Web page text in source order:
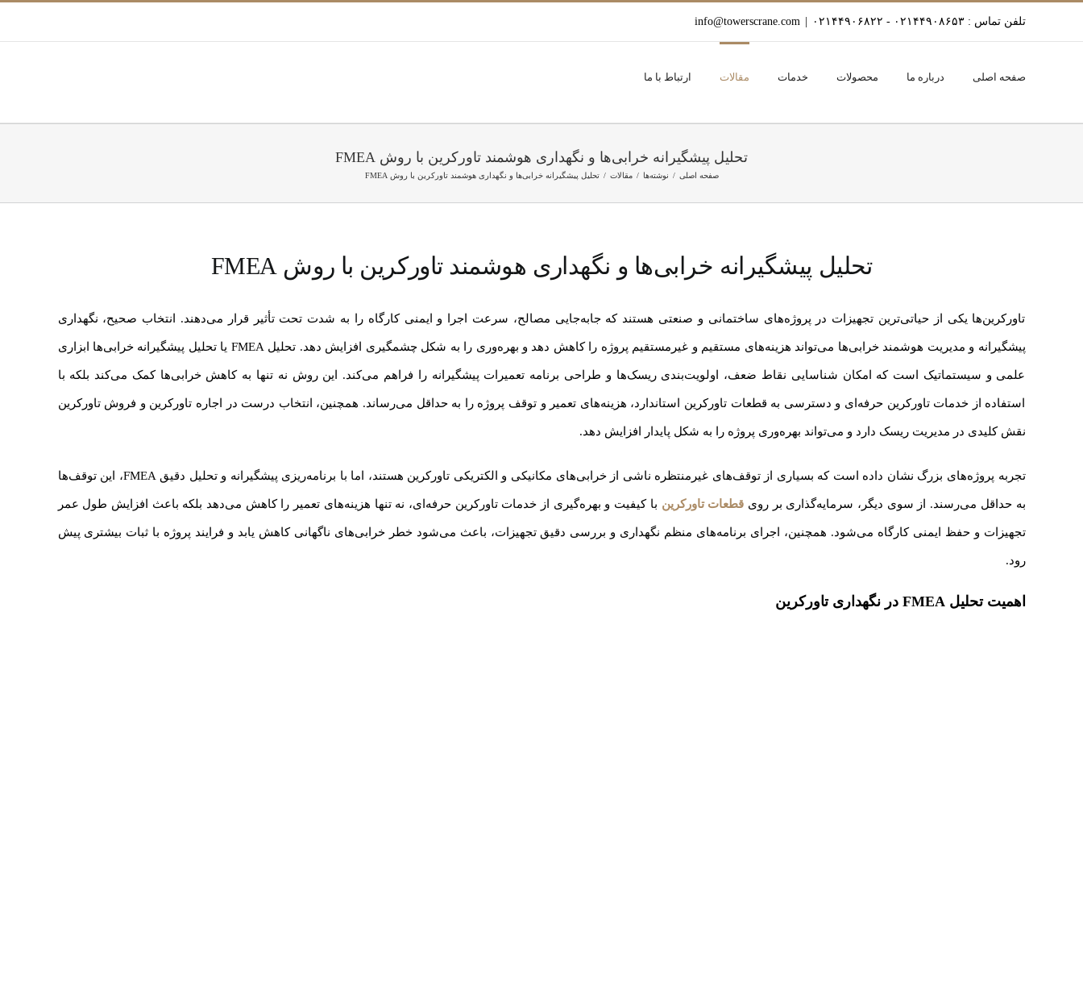
content
تلفن تماس : ۰۲۱۴۴۹۰۸۶۵۳ - ۰۲۱۴۴۹۰۶۸۲۲ info@towerscrane.com
صفحه اصلی درباره ما محصولات خدمات مقالات ارتباط با ما
تحلیل پیشگیرانه خرابی‌ها و نگهداری هوشمند تاورکرین با روش FMEA
صفحه اصلی نوشته‌ها مقالات تحلیل پیشگیرانه خرابی‌ها و نگهداری هوشمند تاورکرین با روش FMEA
تحلیل پیشگیرانه خرابی‌ها و نگهداری هوشمند تاورکرین با روش FMEA
تاورکرین‌ها یکی از حیاتی‌ترین تجهیزات در پروژه‌های ساختمانی و صنعتی هستند که جابه‌جایی مصالح، سرعت اجرا و ایمنی کارگاه را به شدت تحت تأثیر قرار می‌دهند. انتخاب صحیح، نگهداری
پیشگیرانه و مدیریت هوشمند خرابی‌ها می‌تواند هزینه‌های مستقیم و غیرمستقیم پروژه را کاهش دهد و بهره‌وری را به شکل چشمگیری افزایش دهد. تحلیل FMEA یا تحلیل پیشگیرانه خرابی‌ها ابزاری
علمی و سیستماتیک است که امکان شناسایی نقاط ضعف، اولویت‌بندی ریسک‌ها و طراحی برنامه تعمیرات پیشگیرانه را فراهم می‌کند. این روش نه تنها به کاهش خرابی‌ها کمک می‌کند بلکه با
استفاده از خدمات تاورکرین حرفه‌ای و دسترسی به قطعات تاورکرین استاندارد، هزینه‌های تعمیر و توقف پروژه را به حداقل می‌رساند. همچنین، انتخاب درست در اجاره تاورکرین و فروش تاورکرین
نقش کلیدی در مدیریت ریسک دارد و می‌تواند بهره‌وری پروژه را به شکل پایدار افزایش دهد.
تجربه پروژه‌های بزرگ نشان داده است که بسیاری از توقف‌های غیرمنتظره ناشی از خرابی‌های مکانیکی و الکتریکی تاورکرین هستند، اما با برنامه‌ریزی پیشگیرانه و تحلیل دقیق FMEA، این توقف‌ها
به حداقل می‌رسند. از سوی دیگر، سرمایه‌گذاری بر روی قطعات تاورکرین با کیفیت و بهره‌گیری از خدمات تاورکرین حرفه‌ای، نه تنها هزینه‌های تعمیر را کاهش می‌دهد بلکه باعث افزایش طول عمر
تجهیزات و حفظ ایمنی کارگاه می‌شود. همچنین، اجرای برنامه‌های منظم نگهداری و بررسی دقیق تجهیزات، باعث می‌شود خطر خرابی‌های ناگهانی کاهش یابد و فرایند پروژه با ثبات بیشتری پیش
رود.
اهمیت تحلیل FMEA در نگهداری تاورکرین